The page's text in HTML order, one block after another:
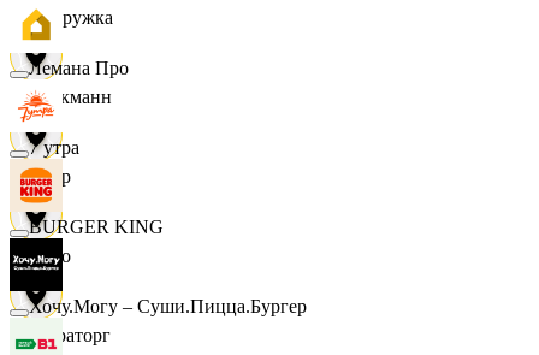
Подружка
Стокманн
Cпар
demo
Мираторг
Лемана Про
7 утра
BURGER KING
Хочу.Могу – Суши.Пицца.Бургер